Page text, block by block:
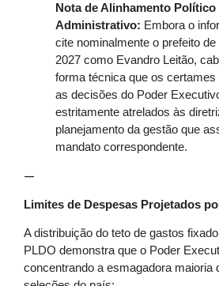
Nota de Alinhamento Político
Administrativo: Embora o
cite nominalmente o prefeito
2027 como Evandro Leitão,
forma técnica que os certames
as decisões do Poder
estritamente atrelados às
planejamento da gestão que
mandato correspondente.
—
Limites de Despesas Projetados
A distribuição do teto de gastos
PLDO demonstra que o Poder
concentrando a esmagadora maioria